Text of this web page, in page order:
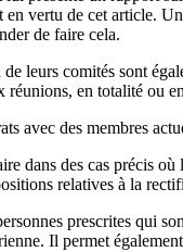
vertu de cet article.
de faire cela.
comités sont
réunions, en totalité ou
des membres
des cas précis
relatives à la
prescrites qui
Il permet